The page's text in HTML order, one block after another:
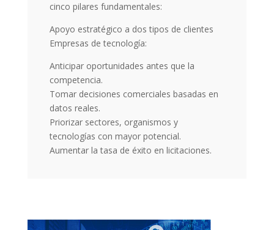
cinco pilares fundamentales:
Apoyo estratégico a dos tipos de clientes
Empresas de tecnología:
Anticipar oportunidades antes que la
competencia.
Tomar decisiones comerciales basadas en
datos reales.
Priorizar sectores, organismos y
tecnologías con mayor potencial.
Aumentar la tasa de éxito en licitaciones.